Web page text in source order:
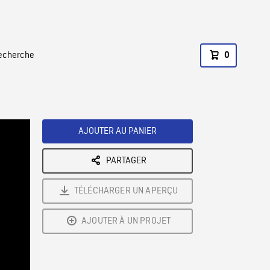
0
AJOUTER AU PANIER
PARTAGER
TÉLÉCHARGER UN APERÇU
AJOUTER À UN PROJET